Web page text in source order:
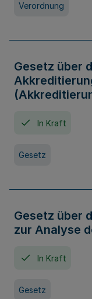
Verordnung
Gesetz über
In Kraft
Gesetz
Gesetz über
zur Analyse
In Kraft
Gesetz